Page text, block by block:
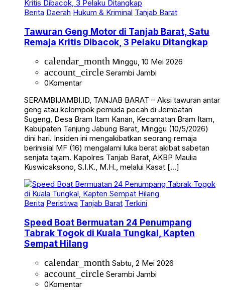
Berita Daerah Hukum & Kriminal Tanjab Barat
Tawuran Geng Motor di Tanjab Barat, Satu
Remaja Kritis Dibacok, 3 Pelaku Ditangkap
calendar_month Minggu, 10 Mei 2026
account_circle Serambi Jambi
0Komentar
SERAMBIJAMBI.ID, TANJAB BARAT – Aksi tawuran antar
geng atau kelompok pemuda pecah di Jembatan
Sugeng, Desa Bram Itam Kanan, Kecamatan Bram Itam,
Kabupaten Tanjung Jabung Barat, Minggu (10/5/2026)
dini hari. Insiden ini mengakibatkan seorang remaja
berinisial MF (16) mengalami luka berat akibat sabetan
senjata tajam. Kapolres Tanjab Barat, AKBP Maulia
Kuswicaksono, S.I.K., M.H., melalui Kasat […]
Berita Peristiwa Tanjab Barat Terkini
Speed Boat Bermuatan 24 Penumpang
Tabrak Togok di Kuala Tungkal, Kapten
Sempat Hilang
calendar_month Sabtu, 2 Mei 2026
account_circle Serambi Jambi
0Komentar